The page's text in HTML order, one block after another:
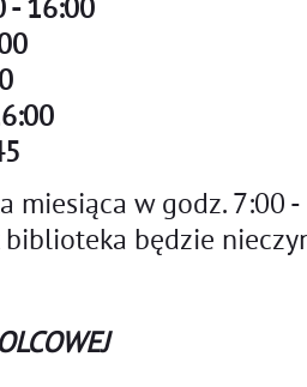
- 16:00
miesiąca w godz. 7:00
biblioteka będzie